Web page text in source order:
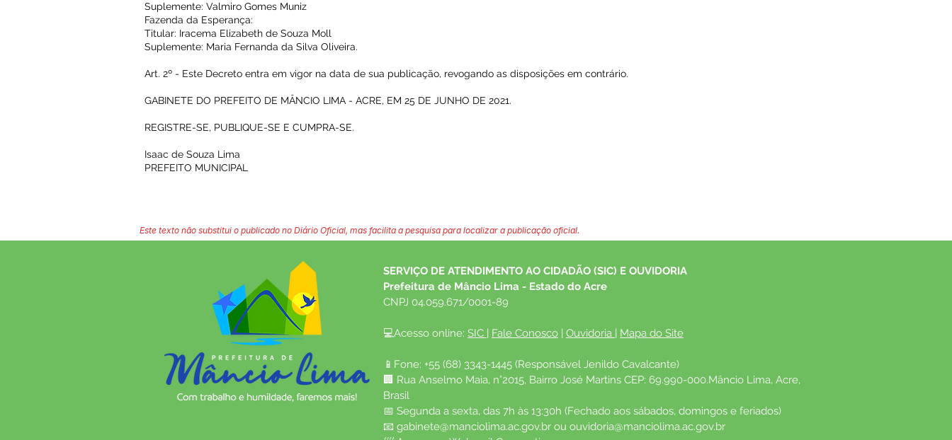
Suplemente: Valmiro Gomes Muniz
Fazenda da Esperança:
Titular: Iracema Elizabeth de Souza Moll
Suplemente: Maria Fernanda da Silva Oliveira.
Art. 2º - Este Decreto entra em vigor na data de sua publicação, revogando as disposições em contrário.
GABINETE DO PREFEITO DE MÂNCIO LIMA - ACRE, EM 25 DE JUNHO DE 2021.
REGISTRE-SE, PUBLIQUE-SE E CUMPRA-SE.
Isaac de Souza Lima
PREFEITO MUNICIPAL
Este texto não substitui o publicado no Diário Oficial, mas facilita a pesquisa para localizar a publicação oficial.
SERVIÇO DE ATENDIMENTO AO CIDADÃO (SIC) E OUVIDORIA
Prefeitura de Mâncio Lima - Estado do Acre
CNPJ 04.059.671/0001-89
💻Acesso online: SIC | Fale Conosco | Ouvidoria | Mapa do Site
📱Fone: +55 (68) 3343-1445 (Responsável Jenildo Cavalcante)
🏢 Rua Anselmo Maia, n°2015, Bairro José Martins CEP: 69.990-000.Mâncio Lima, Acre,
Brasil
📅 Segunda a sexta, das 7h às 13:30h (Fechado aos sábados, domingos e feriados)
📧 gabinete@manciolima.ac.gov.br ou ouvidoria@manciolima.ac.gov.br